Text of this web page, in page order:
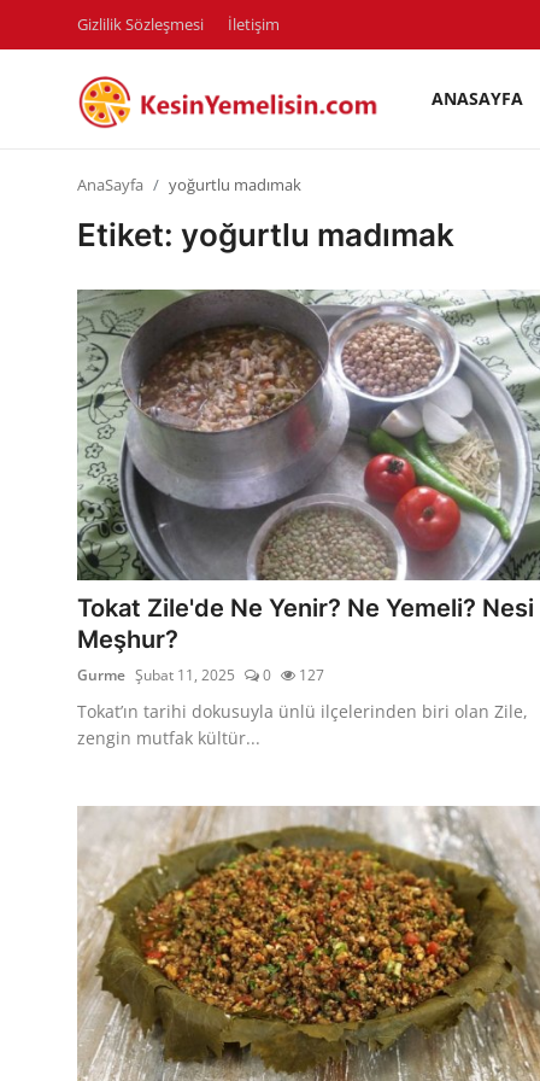
Gizlilik Sözleşmesi İletişim
ANASAYFA
Diyet & Sağlıklı Beslenme
İletişim
Şehirler
Helal Gıda & Dini Hükümler
Gıda Güvenliği & Bilimi
Kalori & Diyet Rehberi
Mutfak Püf Noktaları & İpuçları
Mekan & Lezzet Rotaları
Temel Gıda ve Ürün Rehberleri
Yöresel Tarifler & Ev Yemekleri
Gıda Güvenliği & Sağlık
İçecek Kültürü & Rehberleri
Popüler Kültür & Mutfak Tarihi
Mutfak Temizliği & Pratik Bilgiler
AnaSayfa yoğurtlu madımak
Etiket: yoğurtlu madımak
Tokat Zile'de Ne Yenir? Ne Yemeli? Nesi
Meşhur?
Gurme Şubat 11, 2025 0 127
Tokat’ın tarihi dokusuyla ünlü ilçelerinden biri olan Zile,
zengin mutfak kültür...